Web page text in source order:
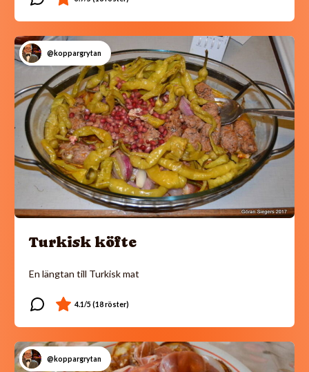
@koppargrytan
Turkisk köfte
En längtan till Turkisk mat
@koppargrytan